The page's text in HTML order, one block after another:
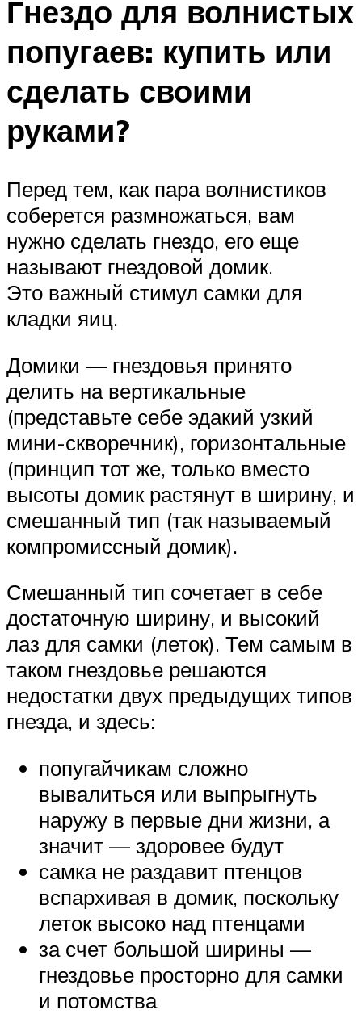
Гнездо для волнистых
попугаев: купить или
сделать своими
руками?
Перед тем, как пара волнистиков
соберется размножаться, вам
нужно сделать гнездо, его еще
называют гнездовой домик.
Это важный стимул самки для
кладки яиц.
Домики — гнездовья принято
делить на вертикальные
(представьте себе эдакий узкий
мини-скворечник), горизонтальные
(принцип тот же, только вместо
высоты домик растянут в ширину, и
смешанный тип (так называемый
компромиссный домик).
Смешанный тип сочетает в себе
достаточную ширину, и высокий
лаз для самки (леток). Тем самым в
таком гнездовье решаются
недостатки двух предыдущих типов
гнезда, и здесь:
попугайчикам сложно
вывалиться или выпрыгнуть
наружу в первые дни жизни, а
значит — здоровее будут
самка не раздавит птенцов
вспархивая в домик, поскольку
леток высоко над птенцами
за счет большой ширины —
гнездовье просторно для самки
и потомства